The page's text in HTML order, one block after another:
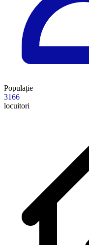
Populație
3166
locuitori